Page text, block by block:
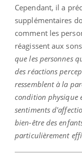
Cependant, il a
supplémentaires
comment les
réagissent aux
que les personnes
des réactions
ressemblent à la
condition physique
sentiments
bien-être des
particulièrement